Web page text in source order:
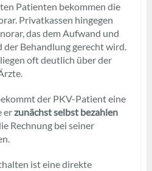
Patienten bekommen die
Privatkassen hingegen
das dem Aufwand und
der Behandlung gerecht wird.
oft deutlich über der
der PKV-Patient eine
erzunächst selbst bezahlen
Rechnung bei seiner
ist eine direkte